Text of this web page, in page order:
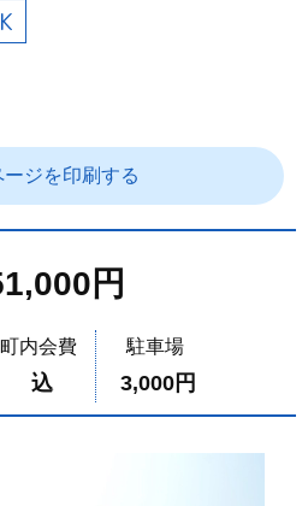
ージを印刷する
円
町内会費
込
駐車場
3,000円